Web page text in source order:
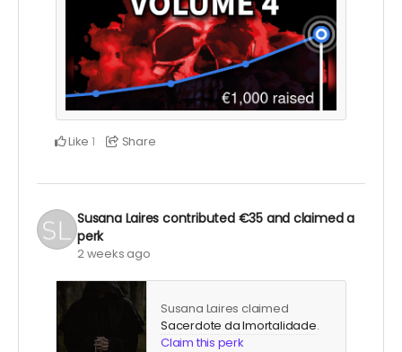
Like 1 Share
Susana Laires contributed €35and claimed a
perk
2 weeks ago
Susana Laires claimed
Sacerdote da Imortalidade.
Claim this perk